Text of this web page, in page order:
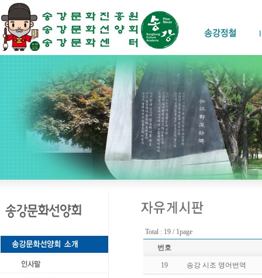
Total : 19 / 1page
번호
19 송강 시조 영어번역